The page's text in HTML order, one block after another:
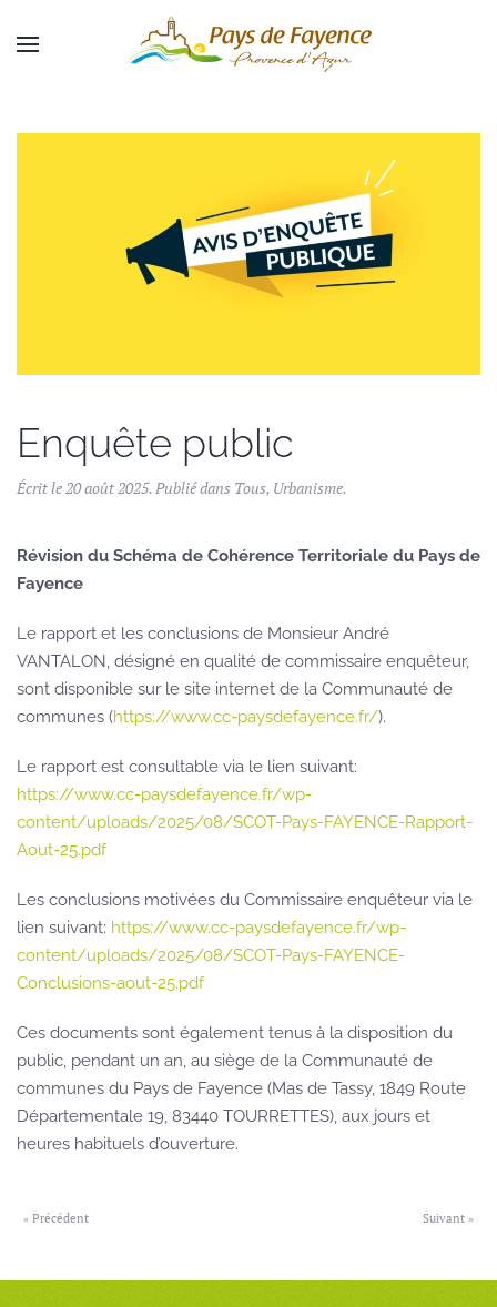
Skip to main content
Enquête public
Écrit le 20 août 2025. Publié dans Tous, Urbanisme.
Révision du Schéma de Cohérence Territoriale du Pays de
Fayence
Le rapport et les conclusions de Monsieur André
VANTALON, désigné en qualité de commissaire enquêteur,
sont disponible sur le site internet de la Communauté de
communes (https://www.cc-paysdefayence.fr/).
Le rapport est consultable via le lien suivant:
https://www.cc-paysdefayence.fr/wp-
content/uploads/2025/08/SCOT-Pays-FAYENCE-Rapport-
Aout-25.pdf
Les conclusions motivées du Commissaire enquêteur via le
lien suivant: https://www.cc-paysdefayence.fr/wp-
content/uploads/2025/08/SCOT-Pays-FAYENCE-
Conclusions-aout-25.pdf
Ces documents sont également tenus à la disposition du
public, pendant un an, au siège de la Communauté de
communes du Pays de Fayence (Mas de Tassy, 1849 Route
Départementale 19, 83440 TOURRETTES), aux jours et
heures habituels d’ouverture.
« Précédent Suivant »